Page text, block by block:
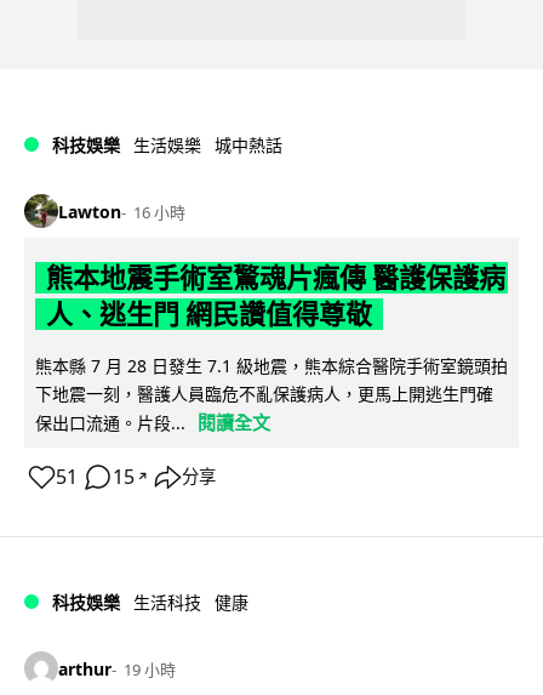
科技娛樂 生活娛樂 城中熱話
Lawton 16 小時
熊本地震手術室驚魂片瘋傳 醫護保護病
人、逃生門 網民讚值得尊敬
熊本縣 7 月 28 日發生 7.1 級地震，熊本綜合醫院手術室鏡頭拍
下地震一刻，醫護人員臨危不亂保護病人，更馬上開逃生門確
保出口流通。片段...
閱讀全文
51 15 ↗ 分享
科技娛樂 生活科技 健康
arthur 19 小時